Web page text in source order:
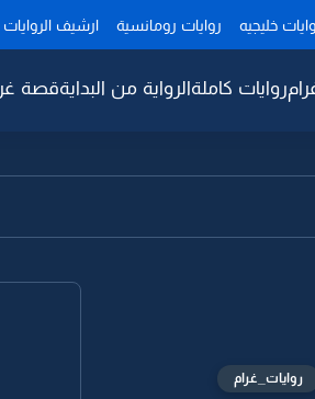
خليجيه روايات رومانسية ارشيف الروايات
روايات كاملةالرواية من البدايةقصة
روايات_غرام